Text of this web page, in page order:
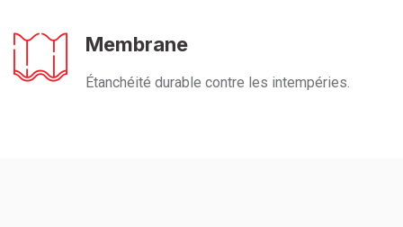
Membrane
Étanchéité durable contre les intempéries.